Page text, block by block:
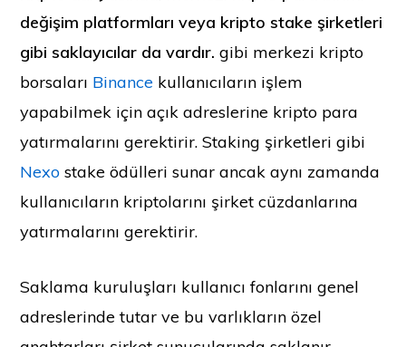
değişim platformları veya kripto stake şirketleri
gibi saklayıcılar da vardır. gibi merkezi kripto
borsaları Binance kullanıcıların işlem
yapabilmek için açık adreslerine kripto para
yatırmalarını gerektirir. Staking şirketleri gibi
Nexo stake ödülleri sunar ancak aynı zamanda
kullanıcıların kriptolarını şirket cüzdanlarına
yatırmalarını gerektirir.
Saklama kuruluşları kullanıcı fonlarını genel
adreslerinde tutar ve bu varlıkların özel